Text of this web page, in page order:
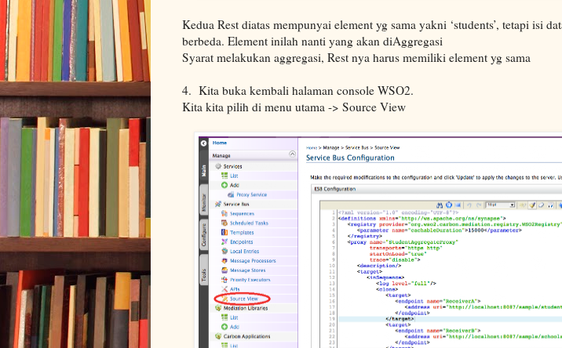
Kedua Rest diatas mempunyai element yg sama yakni ‘students’, tetapi isi
berbeda. Element inilah nanti yang akan diAggregasi
Syarat melakukan aggregasi, Rest nya harus memiliki element yg sama
4. Kita buka kembali halaman console WSO2.
Kita kita pilih di menu utama -> Source View